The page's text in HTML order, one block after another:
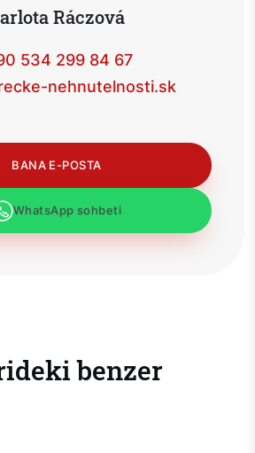
Ráczová
534 299 84 67
nehnutelnosti.sk
BANA E-POSTA
WhatsApp sohbeti
benzer